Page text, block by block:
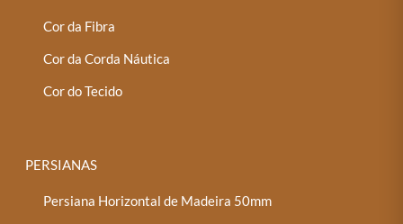
Cor da Fibra
Cor da Corda Náutica
Cor do Tecido
PERSIANAS
Persiana Horizontal de Madeira 50mm